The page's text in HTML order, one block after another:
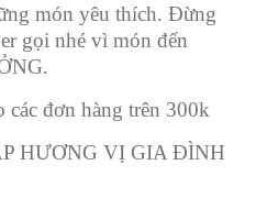
món yêu thích. Đừng
gọi nhé vì món đến
đơn hàng trên 300k
HƯƠNG VỊ GIA ĐÌNH